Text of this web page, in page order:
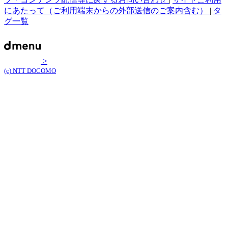
にあたって（ご利用端末からの外部送信のご案内含む） | タ
グ一覧
>
(c) NTT DOCOMO